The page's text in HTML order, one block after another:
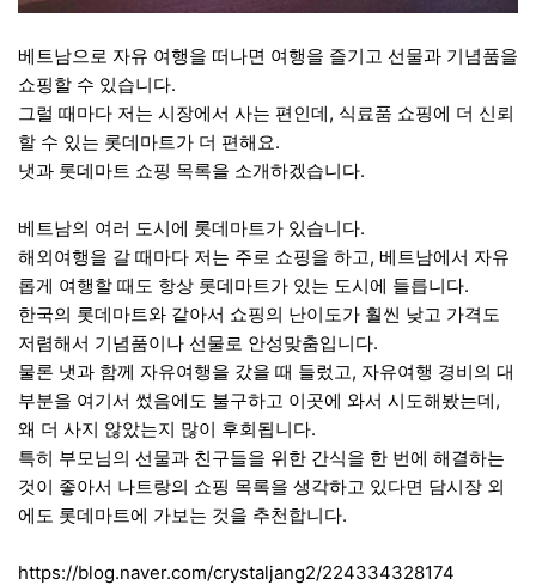
베트남으로 자유 여행을 떠나면 여행을 즐기고 선물과 기념품을
쇼핑할 수 있습니다.
그럴 때마다 저는 시장에서 사는 편인데, 식료품 쇼핑에 더 신뢰
할 수 있는 롯데마트가 더 편해요.
냇과 롯데마트 쇼핑 목록을 소개하겠습니다.
베트남의 여러 도시에 롯데마트가 있습니다.
해외여행을 갈 때마다 저는 주로 쇼핑을 하고, 베트남에서 자유
롭게 여행할 때도 항상 롯데마트가 있는 도시에 들릅니다.
한국의 롯데마트와 같아서 쇼핑의 난이도가 훨씬 낮고 가격도
저렴해서 기념품이나 선물로 안성맞춤입니다.
물론 냇과 함께 자유여행을 갔을 때 들렀고, 자유여행 경비의 대
부분을 여기서 썼음에도 불구하고 이곳에 와서 시도해봤는데,
왜 더 사지 않았는지 많이 후회됩니다.
특히 부모님의 선물과 친구들을 위한 간식을 한 번에 해결하는
것이 좋아서 나트랑의 쇼핑 목록을 생각하고 있다면 담시장 외
에도 롯데마트에 가보는 것을 추천합니다.
https://blog.naver.com/crystaljang2/224334328174